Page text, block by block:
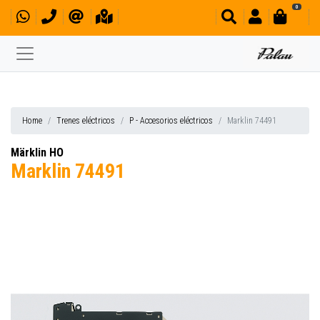
0
Home Trenes eléctricos P - Accesorios eléctricos Marklin 74491
Märklin HO
Marklin 74491